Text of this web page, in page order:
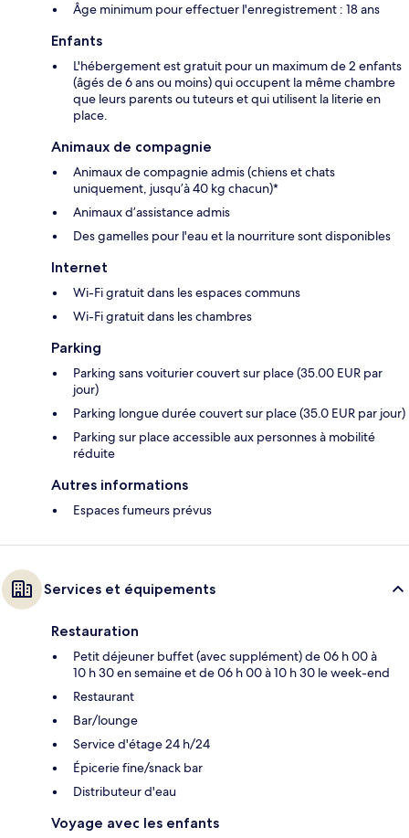
Âge minimum pour effectuer l'enregistrement : 18 ans
Enfants
L'hébergement est gratuit pour un maximum de 2 enfants
(âgés de 6 ans ou moins) qui occupent la même chambre
que leurs parents ou tuteurs et qui utilisent la literie en
place.
Animaux de compagnie
Animaux de compagnie admis (chiens et chats
uniquement, jusqu’à 40 kg chacun)*
Animaux d’assistance admis
Des gamelles pour l'eau et la nourriture sont disponibles
Internet
Wi-Fi gratuit dans les espaces communs
Wi-Fi gratuit dans les chambres
Parking
Parking sans voiturier couvert sur place (35.00 EUR par
jour)
Parking longue durée couvert sur place (35.0 EUR par jour)
Parking sur place accessible aux personnes à mobilité
réduite
Autres informations
Espaces fumeurs prévus
Services et équipements
Restauration
Petit déjeuner buffet (avec supplément) de 06 h 00 à
10 h 30 en semaine et de 06 h 00 à 10 h 30 le week-end
Restaurant
Bar/lounge
Service d'étage 24 h/24
Épicerie fine/snack bar
Distributeur d'eau
Voyage avec les enfants